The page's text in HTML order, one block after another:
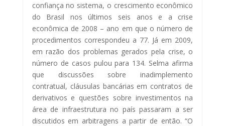
confiança no sistema, o crescimento econômico
do Brasil nos últimos seis anos e a crise
econômica de 2008 – ano em que o número de
procedimentos correspondeu a 77. Já em 2009,
em razão dos problemas gerados pela crise, o
número de casos pulou para 134. Selma afirma
que discussões sobre inadimplemento
contratual, cláusulas bancárias em contratos de
derivativos e questões sobre investimentos na
área de infraestrutura no país passaram a ser
discutidos em arbitragens a partir de então. “O